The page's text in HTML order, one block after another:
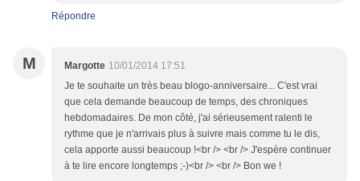
Répondre
M Margotte 10/01/2014 17:51
Je te souhaite un très beau blogo-anniversaire... C'est vrai
que cela demande beaucoup de temps, des chroniques
hebdomadaires. De mon côté, j'ai sérieusement ralenti le
rythme que je n'arrivais plus à suivre mais comme tu le dis,
cela apporte aussi beaucoup !<br /> <br /> J'espère continuer
à te lire encore longtemps ;-)<br /> <br /> Bon we !